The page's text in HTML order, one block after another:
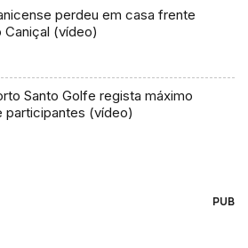
perdeu em casa frente
Caniçal (vídeo)
Santo Golfe regista máximo
participantes (vídeo)
PUB